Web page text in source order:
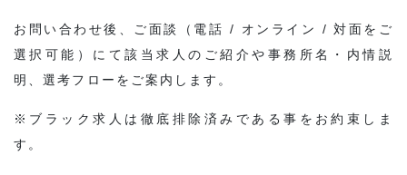
お問い合わせ後、ご面談（電話 / オンライン / 対面をご
選択可能）にて該当求人のご紹介や事務所名・内情説
明、選考フローをご案内します。
※ブラック求人は徹底排除済みである事をお約束しま
す。